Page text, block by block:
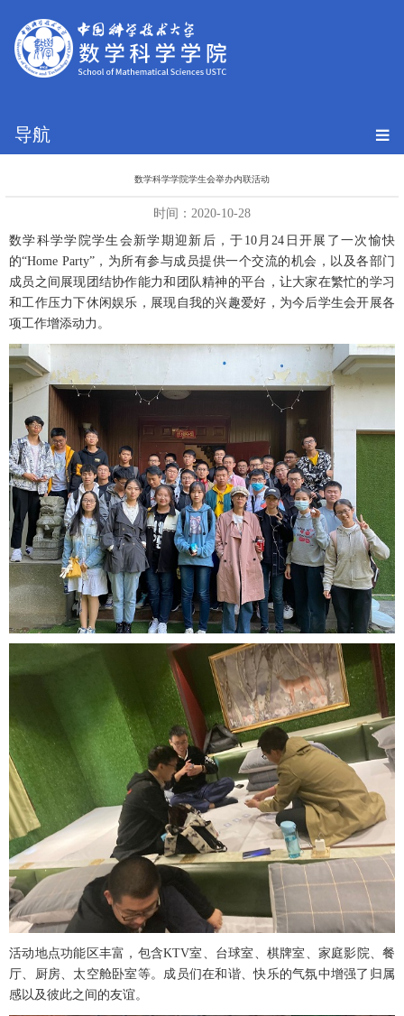
导航
数学科学学院学生会举办内联活动
时间：2020-10-28
数学科学学院学生会新学期迎新后，于10月24日开展了一次愉快
的“Home Party”，为所有参与成员提供一个交流的机会，以及各部门
成员之间展现团结协作能力和团队精神的平台，让大家在繁忙的学习
和工作压力下休闲娱乐，展现自我的兴趣爱好，为今后学生会开展各
项工作增添动力。
活动地点功能区丰富，包含KTV室、台球室、棋牌室、家庭影院、餐
厅、厨房、太空舱卧室等。成员们在和谐、快乐的气氛中增强了归属
感以及彼此之间的友谊。